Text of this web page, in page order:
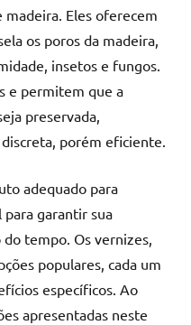
Eles oferecem
os poros da madeira,
insetos e fungos.
e permitem que a
preservada,
porém eficiente.
adequado para
garantir sua
tempo. Os vernizes,
populares, cada um
específicos. Ao
apresentadas neste